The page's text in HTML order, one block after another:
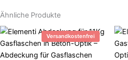
Ähnliche Produkte
Versandkostenfrei
Dieses
Produkt
weist